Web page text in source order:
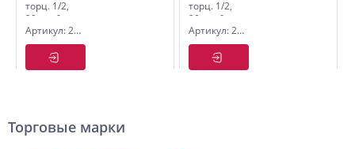
торц. 1/2,
30мм ,6-
гр.-FLANK.
с насеч.
Артикул: 2843530
торц. 1/2,
20мм ,6-
гр.-FLANK.
с насеч.
Артикул: 2843520
Торговые марки